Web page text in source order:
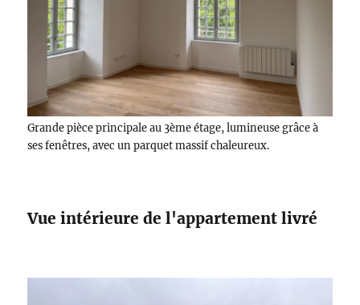
Grande pièce principale au 3ème étage, lumineuse grâce à
ses fenêtres, avec un parquet massif chaleureux.
Vue intérieure de l'appartement livré